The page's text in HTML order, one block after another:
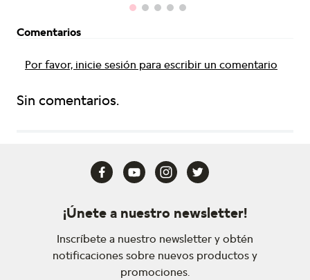
Comentarios
Por favor, inicie sesión para escribir un comentario
Sin comentarios.
¡Únete a nuestro newsletter!
Inscríbete a nuestro newsletter y obtén
notificaciones sobre nuevos productos y
promociones.